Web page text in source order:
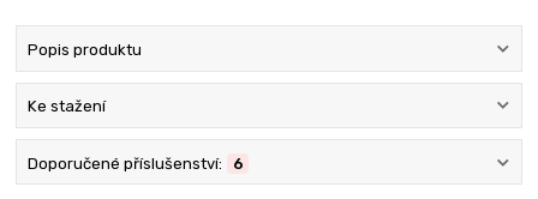
Popis produktu
Ke stažení
Doporučené příslušenství: 6